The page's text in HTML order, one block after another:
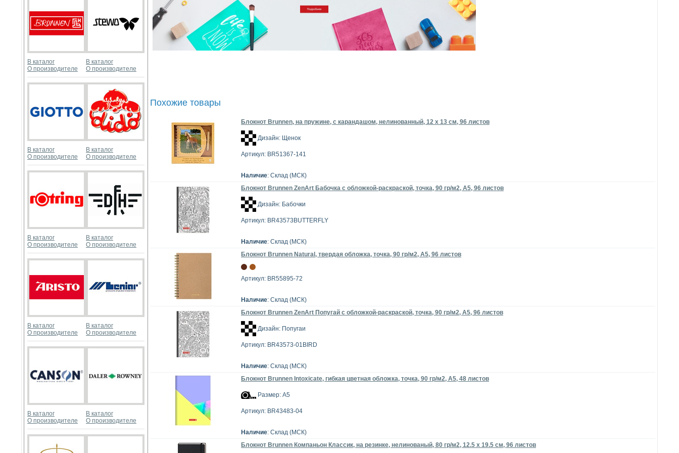
В каталог
О производителе
В каталог
О производителе
В каталог
О производителе
В каталог
О производителе
В каталог
О производителе
В каталог
О производителе
В каталог
О производителе
В каталог
О производителе
В каталог
О производителе
В каталог
О производителе
Похожие товары
Блокнот Brunnen, на пружине, с карандашом, нелинованный, 12 х 13 см, 96 листов
Дизайн: Щенок
Артикул: BR51367-141
Наличие: Склад (МСК)
Блокнот Brunnen ZenArt Бабочка с обложкой-раскраской, точка, 90 гр/м2, А5, 96 листов
Дизайн: Бабочки
Артикул: BR43573BUTTERFLY
Наличие: Склад (МСК)
Блокнот Brunnen Natural, твердая обложка, точка, 90 гр/м2, А5, 96 листов
Артикул: BR55895-72
Наличие: Склад (МСК)
Блокнот Brunnen ZenArt Попугай с обложкой-раскраской, точка, 90 гр/м2, А5, 96 листов
Дизайн: Попугаи
Артикул: BR43573-01BIRD
Наличие: Склад (МСК)
Блокнот Brunnen Intoxicate, гибкая цветная обложка, точка, 90 гр/м2, A5, 48 листов
Размер: А5
Артикул: BR43483-04
Наличие: Склад (МСК)
Блокнот Brunnen Компаньон Классик, на резинке, нелинованый, 80 гр/м2, 12.5 х 19.5 см, 96 листов